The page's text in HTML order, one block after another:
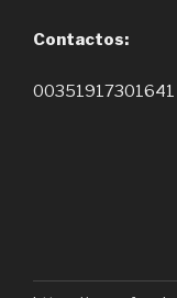
Contactos:
00351917301641